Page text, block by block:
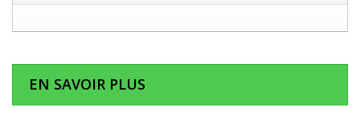
EN SAVOIR PLUS